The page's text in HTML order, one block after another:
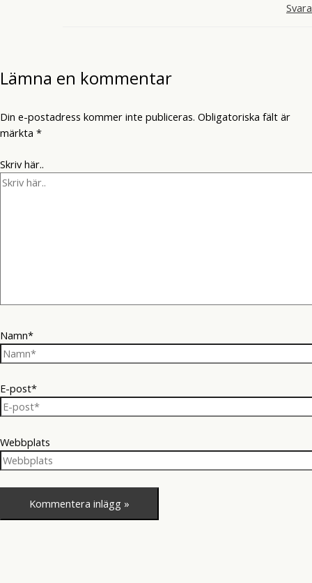
Svara
Lämna en kommentar
Din e-postadress kommer inte publiceras. Obligatoriska fält är
märkta *
Skriv här..
Namn*
E-post*
Webbplats